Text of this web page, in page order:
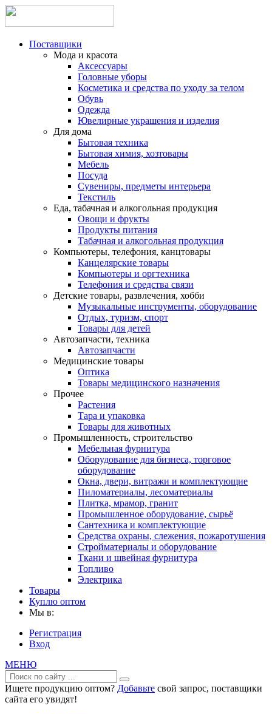
Поставщики
Мода и красота
Аксессуары
Головные уборы
Косметика и средства по уходу за телом
Обувь
Одежда
Ювелирные украшения и изделия
Для дома
Бытовая техника
Бытовая химия, хозтовары
Мебель
Посуда
Сувениры, предметы интерьера
Текстиль
Еда, табачная и алкогольная продукция
Овощи и фрукты
Продукты питания
Табачная и алкогольная продукция
Компьютеры, телефония, канцтовары
Канцелярские товары
Компьютеры и оргтехника
Телефония и средства связи
Детские товары, развлечения, хобби
Музыкальные инструменты, оборудование
Отдых, туризм, спорт
Товары для детей
Автозапчасти, техника
Автозапчасти
Медицинские товары
Оптика
Товары медицинского назначения
Прочее
Растения
Тара и упаковка
Товары для животных
Промышленность, строительство
Мебельная фурнитура
Оборудование для бизнеса, торговое
оборудование
Окна, двери, витражи и комплектующие
Пиломатериалы, лесоматериалы
Плитка, мрамор, гранит
Промышленное оборудование, сырьё
Сантехника и комплектующие
Средства охраны, слежения, пожаротушения
Стройматериалы и оборудование
Ткани и швейная фурнитура
Топливо
Электрика
Товары
Куплю оптом
Мы в:
Регистрация
Вход
МЕНЮ
Ищете продукцию оптом? Добавьте свой запрос, поставщики
сайта его увидят!